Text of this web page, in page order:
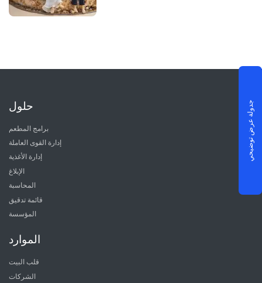
حلول
برامج المطعم
إدارة القوى العاملة
إدارة الأغذية
الإبلاغ
المحاسبة
قائمة تدقيق
المؤسسة
الموارد
قلب البيت
الشركات
جدولة عرض توضيحي